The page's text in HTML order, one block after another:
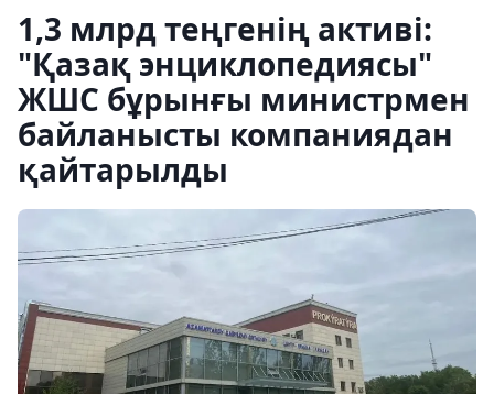
1,3 млрд теңгенің активі:
"Қазақ энциклопедиясы"
ЖШС бұрынғы министрмен
байланысты компаниядан
қайтарылды